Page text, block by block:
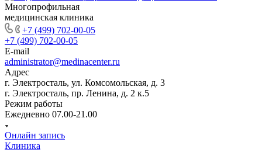
Многопрофильная
медицинская клиника
+7 (499) 702-00-05
+7 (499) 702-00-05
E-mail
administrator@medinacenter.ru
Адрес
г. Электросталь, ул. Комсомольская, д. 3
г. Электросталь, пр. Ленина, д. 2 к.5
Режим работы
Ежедневно 07.00-21.00
Онлайн запись
Клиника